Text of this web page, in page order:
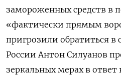
замороженных средств в
«фактически прямым
пригрозили обратиться в
России Антон Силуанов
зеркальных мерах в